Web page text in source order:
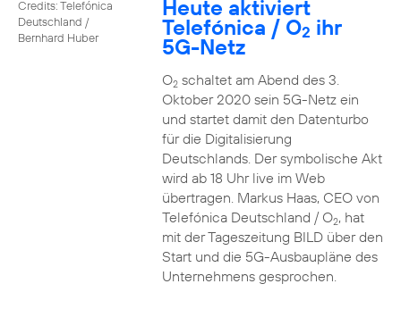
Credits: Telefónica
Deutschland /
Bernhard Huber
Heute aktiviert
Telefónica / O2 ihr
5G-Netz
O2schaltet am Abend des 3.
Oktober 2020 sein 5G-Netz ein
und startet damit den Datenturbo
für die Digitalisierung
Deutschlands. Der symbolische Akt
wird ab 18 Uhr live im Web
übertragen. Markus Haas, CEO von
Telefónica Deutschland / O2, hat
mit der Tageszeitung BILD über den
Start und die 5G-Ausbaupläne des
Unternehmens gesprochen.